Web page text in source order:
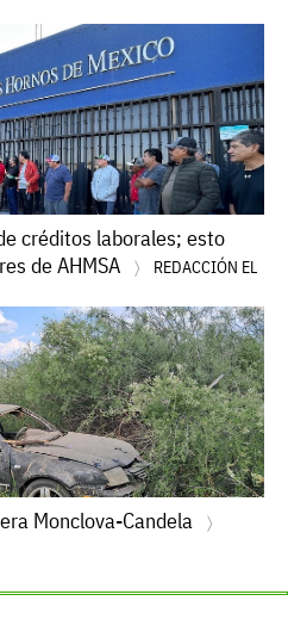
créditos laborales; esto
de AHMSA
REDACCIÓN EL
Monclova-Candela